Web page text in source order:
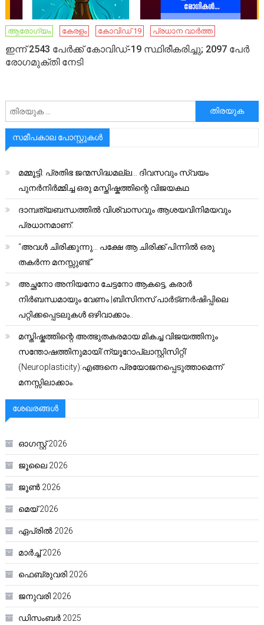
ആരോഗ്യം കേരളം കോവിഡ് 19 പ്രധാന വാർത്ത
ഇന്ന് 2543 പേര്‍ക്ക് കോവിഡ്-19 സ്ഥിരീകരിച്ചു; 2097 പേര്‍
രോഗമുക്തി നേടി
അനേഷിക്കുക
സമീപകാല പോസ്റ്റുകൾ
മമ്മൂട്ടി: പ്രതിഭ ജന്മസിദ്ധമല്ല… ദിവസവും സ്വയം
പുനർനിർമ്മിച്ച ഒരു മസ്തിഷ്കത്തിന്റെ വിജയകഥ
ദാമ്പത്യബന്ധത്തിൽ വിശ്വാസവും ആശയവിനിമയവും
പ്രധാനമാണ്.
“അവൾ ചിരിക്കുന്നു… പക്ഷേ ആ ചിരിക്ക് പിന്നിൽ ഒരു
തകർന്ന മനസ്സുണ്ട്.”
അച്ഛനോ അനിയനോ ചേട്ടനോ ആകട്ടെ, കരാർ
നിർബന്ധമായും വേണം |ബിസിനസ് പാർട്ണർഷിപ്പിലെ
പറ്റിക്കപ്പെടലുകൾ ഒഴിവാക്കാം..
മസ്തിഷ്കത്തിന്റെ അത്ഭുതകരമായ മികച്ച വിജയത്തിനും
സന്തോഷത്തിനുമായി’ന്യൂറോപ്ലാസ്റ്റിസിറ്റി’
(Neuroplasticity):എങ്ങനെ പ്രയോജനപ്പെടുത്താമെന്ന്
മനസ്സിലാക്കാം.
ശേഖരങ്ങൾ
ഓഗസ്റ്റ്‌ 2026
ജൂലൈ 2026
ജൂൺ 2026
മെയ്‌ 2026
ഏപ്രിൽ 2026
മാർച്ച്‌ 2026
ഫെബ്രുവരി 2026
ജനുവരി 2026
ഡിസംബർ 2025